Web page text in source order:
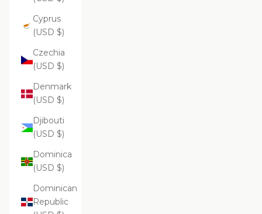
Cyprus
(USD $)
Czechia
(USD $)
Denmark
(USD $)
Djibouti
(USD $)
Dominica
(USD $)
Dominican
Republic